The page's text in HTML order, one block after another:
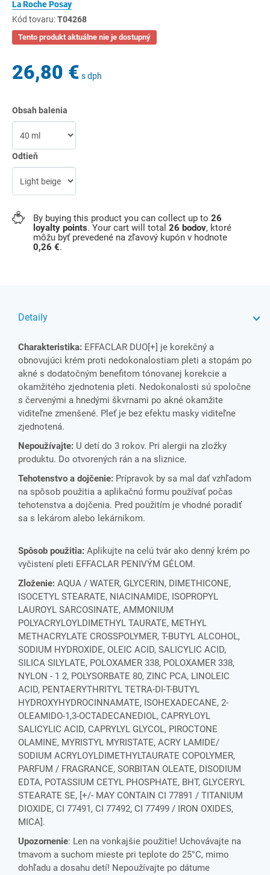
La Roche Posay
Kód tovaru:T04268
Tento produkt aktuálne nie je dostupný
26,80 € s dph
Obsah balenia
Odtieň
By buying this product you can collect up to 26
loyalty points. Your cart will total 26 bodov, ktoré
môžu byť prevedené na zľavový kupón v hodnote
0,26 €.
Detaily
Charakteristika: EFFACLAR DUO[+] je korekčný a
obnovujúci krém proti nedokonalostiam pleti a stopám po
akné s dodatočným benefitom tónovanej korekcie a
okamžitého zjednotenia pleti. Nedokonalosti sú spoločne
s červenými a hnedými škvrnami po akné okamžite
viditeľne zmenšené. Pleť je bez efektu masky viditeľne
zjednotená.
Nepoužívajte: U detí do 3 rokov. Pri alergii na zložky
produktu. Do otvorených rán a na sliznice.
Tehotenstvo a dojčenie: Prípravok by sa mal dať vzhľadom
na spôsob použitia a aplikačnú formu používať počas
tehotenstva a dojčenia. Pred použitím je vhodné poradiť
sa s lekárom alebo lekárnikom.
Spôsob použitia: Aplikujte na celú tvár ako denný krém po
vyčistení pleti EFFACLAR PENIVÝM GÉLOM.
Zloženie: AQUA / WATER, GLYCERIN, DIMETHICONE,
ISOCETYL STEARATE, NIACINAMIDE, ISOPROPYL
LAUROYL SARCOSINATE, AMMONIUM
POLYACRYLOYLDIMETHYL TAURATE, METHYL
METHACRYLATE CROSSPOLYMER, T-BUTYL ALCOHOL,
SODIUM HYDROXIDE, OLEIC ACID, SALICYLIC ACID,
SILICA SILYLATE, POLOXAMER 338, POLOXAMER 338,
NYLON - 1 2, POLYSORBATE 80, ZINC PCA, LINOLEIC
ACID, PENTAERYTHRITYL TETRA-DI-T-BUTYL
HYDROXYHYDROCINNAMATE, ISOHEXADECANE, 2-
OLEAMIDO-1,3-OCTADECANEDIOL, CAPRYLOYL
SALICYLIC ACID, CAPRYLYL GLYCOL, PIROCTONE
OLAMINE, MYRISTYL MYRISTATE, ACRY LAMIDE/
SODIUM ACRYLOYLDIMETHYLTAURATE COPOLYMER,
PARFUM / FRAGRANCE, SORBITAN OLEATE, DISODIUM
EDTA, POTASSIUM CETYL PHOSPHATE, BHT, GLYCERYL
STEARATE SE, [+/- MAY CONTAIN CI 77891 / TITANIUM
DIOXIDE, CI 77491, CI 77492, CI 77499 / IRON OXIDES,
MICA].
Upozornenie: Len na vonkajšie použitie! Uchovávajte na
tmavom a suchom mieste pri teplote do 25°C, mimo
dohľadu a dosahu detí! Nepoužívajte po dátume